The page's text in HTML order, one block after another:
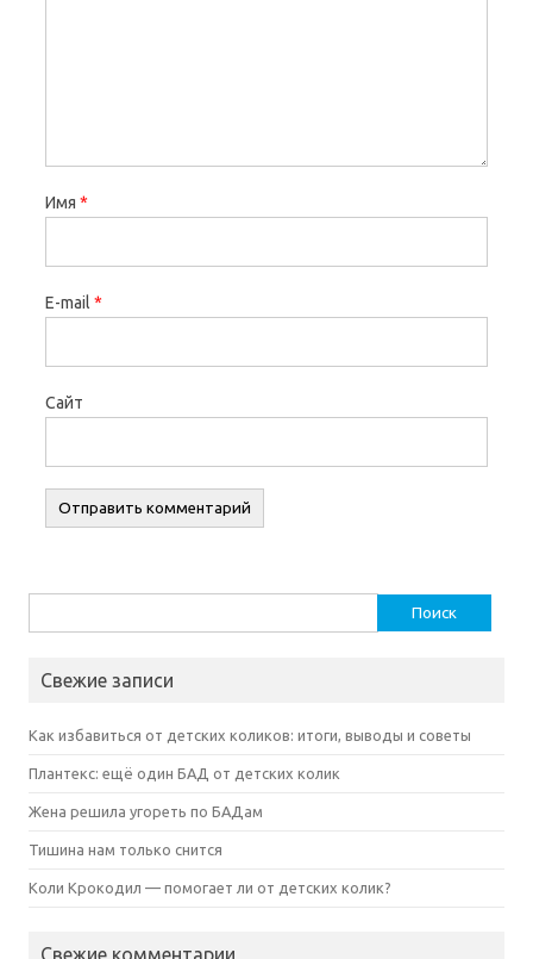
Имя *
E-mail *
Сайт
Свежие записи
Как избавиться от детских коликов: итоги, выводы и советы
Плантекс: ещё один БАД от детских колик
Жена решила угореть по БАДам
Тишина нам только снится
Коли Крокодил — помогает ли от детских колик?
Свежие комментарии